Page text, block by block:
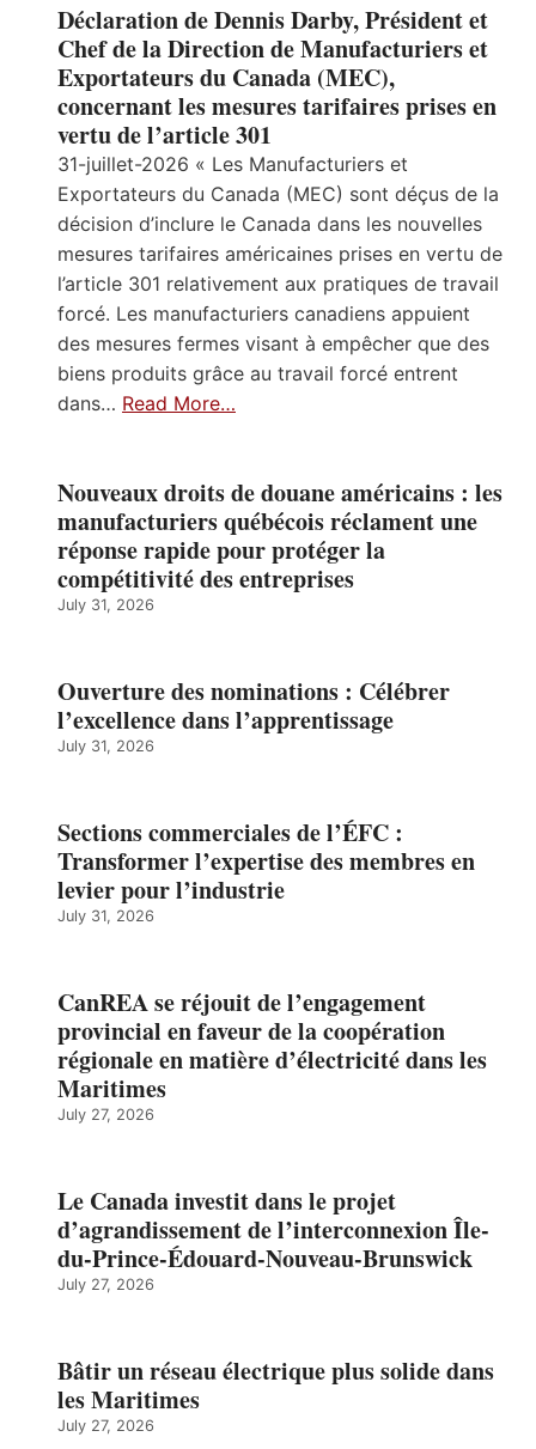
Déclaration de Dennis Darby, Président et
Chef de la Direction de Manufacturiers et
Exportateurs du Canada (MEC),
concernant les mesures tarifaires prises en
vertu de l’article 301
31-juillet-2026 « Les Manufacturiers et
Exportateurs du Canada (MEC) sont déçus de la
décision d’inclure le Canada dans les nouvelles
mesures tarifaires américaines prises en vertu de
l’article 301 relativement aux pratiques de travail
forcé. Les manufacturiers canadiens appuient
des mesures fermes visant à empêcher que des
biens produits grâce au travail forcé entrent
dans… Read More…
Nouveaux droits de douane américains : les
manufacturiers québécois réclament une
réponse rapide pour protéger la
compétitivité des entreprises
July 31, 2026
Ouverture des nominations : Célébrer
l’excellence dans l’apprentissage
July 31, 2026
Sections commerciales de l’ÉFC :
Transformer l’expertise des membres en
levier pour l’industrie
July 31, 2026
CanREA se réjouit de l’engagement
provincial en faveur de la coopération
régionale en matière d’électricité dans les
Maritimes
July 27, 2026
Le Canada investit dans le projet
d’agrandissement de l’interconnexion Île-
du-Prince-Édouard-Nouveau-Brunswick
July 27, 2026
Bâtir un réseau électrique plus solide dans
les Maritimes
July 27, 2026